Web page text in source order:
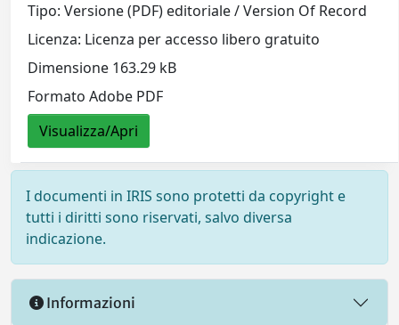
Tipo: Versione (PDF) editoriale / Version Of Record
Licenza: Licenza per accesso libero gratuito
Dimensione 163.29 kB
Formato Adobe PDF
Visualizza/Apri
I documenti in IRIS sono protetti da copyright e
tutti i diritti sono riservati, salvo diversa
indicazione.
Informazioni